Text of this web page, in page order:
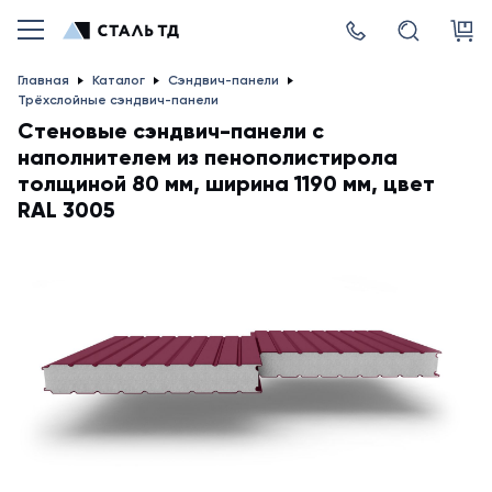
Главная Каталог
Сэндвич-панели
Трёхслойные сэндвич-панели
Стеновые сэндвич-панели с
наполнителем из пенополистирола
толщиной 80 мм, ширина 1190 мм, цвет
RAL 3005